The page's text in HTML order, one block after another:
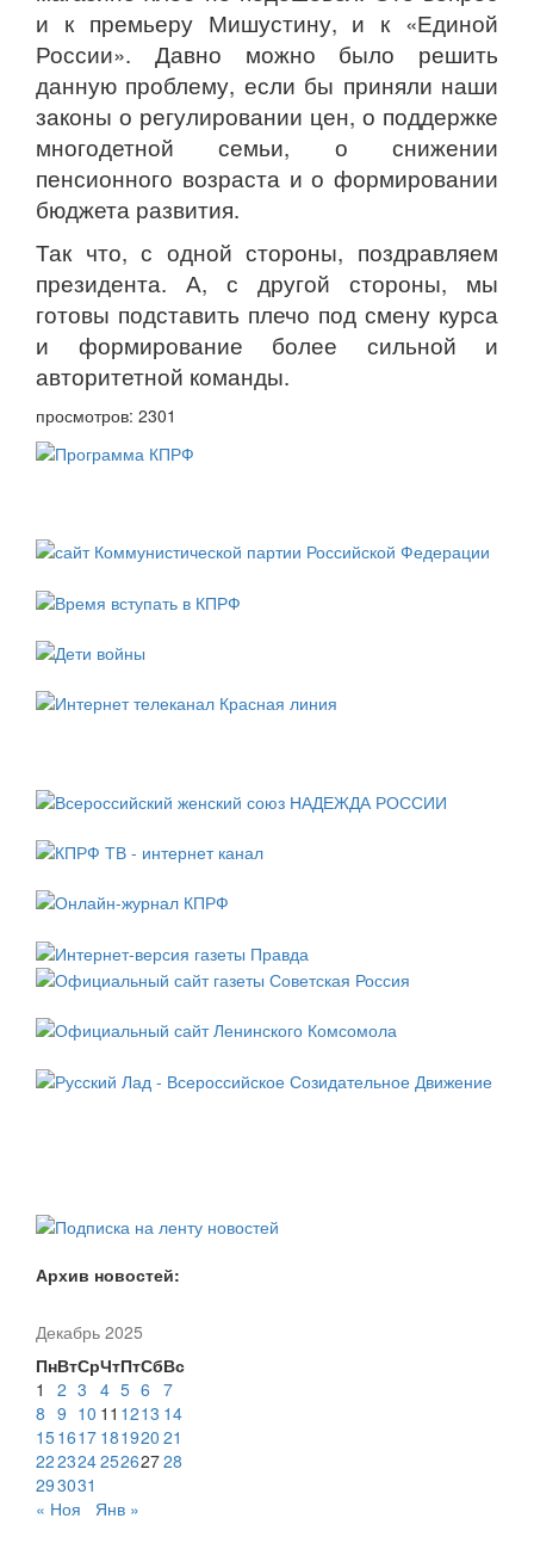
и к премьеру Мишустину, и к «Единой
России». Давно можно было решить
данную проблему, если бы приняли наши
законы о регулировании цен, о поддержке
многодетной семьи, о снижении
пенсионного возраста и о формировании
бюджета развития.
Так что, с одной стороны, поздравляем
президента. А, с другой стороны, мы
готовы подставить плечо под смену курса
и формирование более сильной и
авторитетной команды.
просмотров: 2301
Архив новостей:
Декабрь 2025
ПнВтСрЧтПтСбВс
1
2 3 4 5 6 7
8 9 10 11 1213 14
151617 181920 21
22232425262728
293031
« Ноя
Янв »